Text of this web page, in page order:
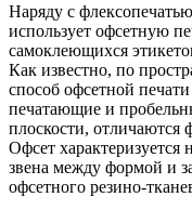
Наряду с
использует офсетную
самоклеющихся
Как известно, по
способ офсетной
печатающие и
плоскости, отличаются
Офсет характеризуется
звена между формой и
офсетного резино-